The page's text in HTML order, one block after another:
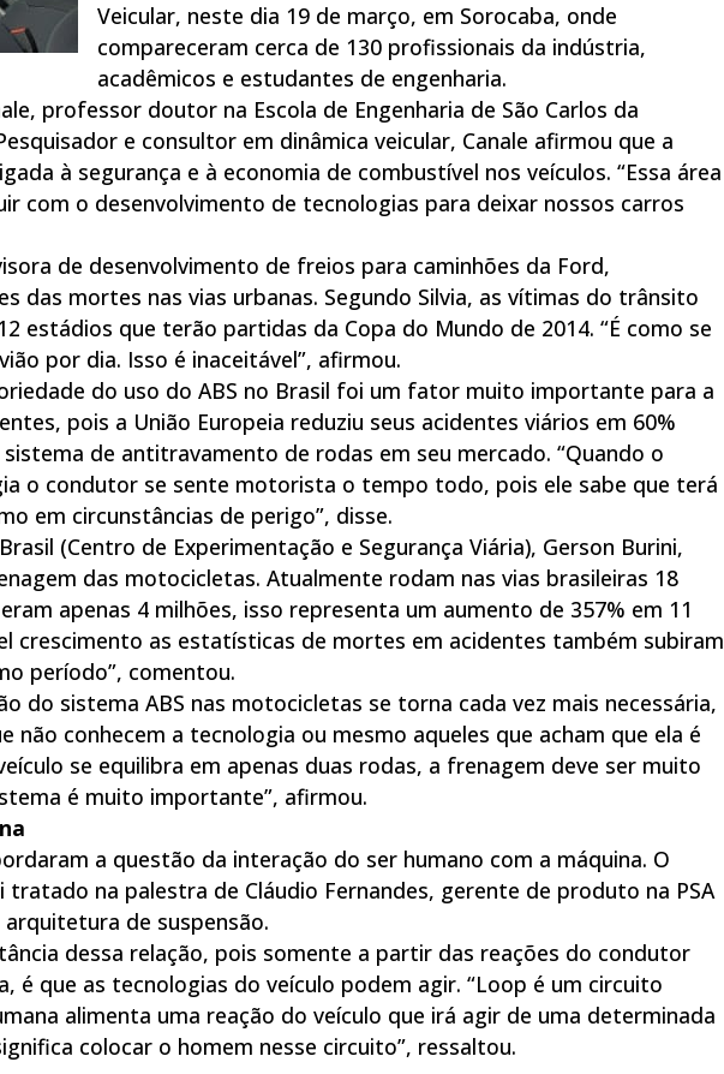
Veicular, neste dia 19 de março, em Sorocaba, onde
compareceram cerca de 130 profissionais da indústria,
acadêmicos e estudantes de engenharia.
professor doutor na Escola de Engenharia de São Carlos da
e consultor em dinâmica veicular, Canale afirmou que a
à segurança e à economia de combustível nos veículos. “Essa área
com o desenvolvimento de tecnologias para deixar nossos carros
de desenvolvimento de freios para caminhões da Ford,
das mortes nas vias urbanas. Segundo Silvia, as vítimas do trânsito
estádios que terão partidas da Copa do Mundo de 2014. “É como se
por dia. Isso é inaceitável”, afirmou.
do uso do ABS no Brasil foi um fator muito importante para a
pois a União Europeia reduziu seus acidentes viários em 60%
de antitravamento de rodas em seu mercado. “Quando o
o condutor se sente motorista o tempo todo, pois ele sabe que terá
em circunstâncias de perigo”, disse.
(Centro de Experimentação e Segurança Viária), Gerson Burini,
das motocicletas. Atualmente rodam nas vias brasileiras 18
apenas 4 milhões, isso representa um aumento de 357% em 11
crescimento as estatísticas de mortes em acidentes também subiram
período”, comentou.
do sistema ABS nas motocicletas se torna cada vez mais necessária,
não conhecem a tecnologia ou mesmo aqueles que acham que ela é
se equilibra em apenas duas rodas, a frenagem deve ser muito
é muito importante”, afirmou.
a questão da interação do ser humano com a máquina. O
na palestra de Cláudio Fernandes, gerente de produto na PSA
de suspensão.
dessa relação, pois somente a partir das reações do condutor
é que as tecnologias do veículo podem agir. “Loop é um circuito
alimenta uma reação do veículo que irá agir de uma determinada
colocar o homem nesse circuito”, ressaltou.